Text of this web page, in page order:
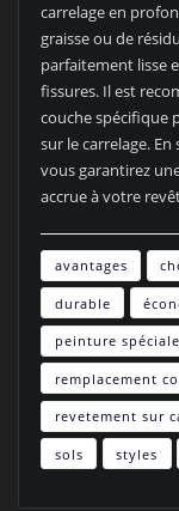
carrelage en
graisse ou de
parfaitement lisse
fissures. Il est
couche spécifique
sur le carrelage.
vous garantirez
accrue à votre
avantages
durable
peinture
remplacement
revetement sur
sols styles